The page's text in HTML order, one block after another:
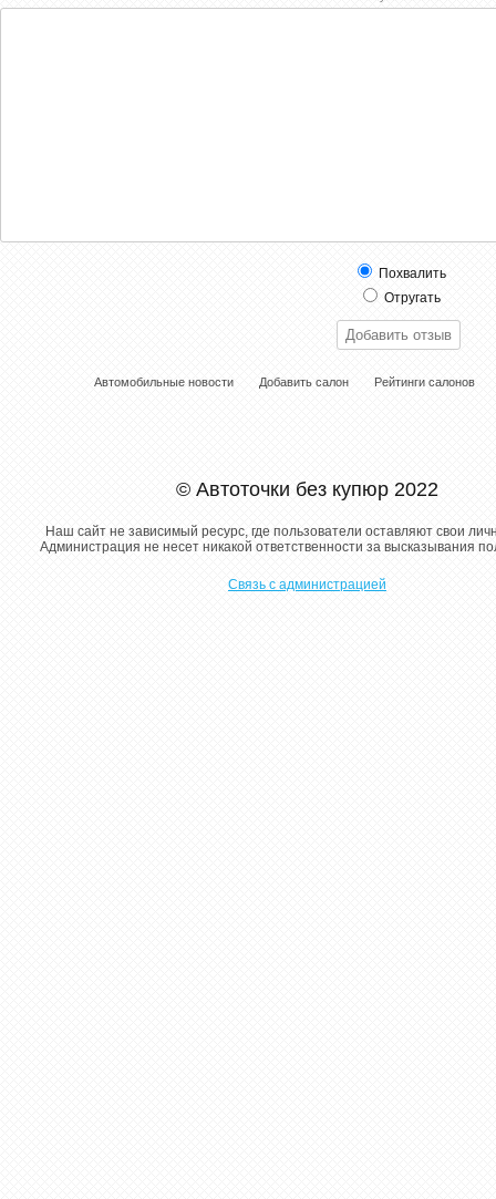
Похвалить
Отругать
Автомобильные новости Добавить салон Рейтинги салонов
© Автоточки без купюр 2022
Наш сайт не зависимый ресурс, где пользователи оставляют свои
Администрация не несет никакой ответственности за высказывания
Связь с администрацией